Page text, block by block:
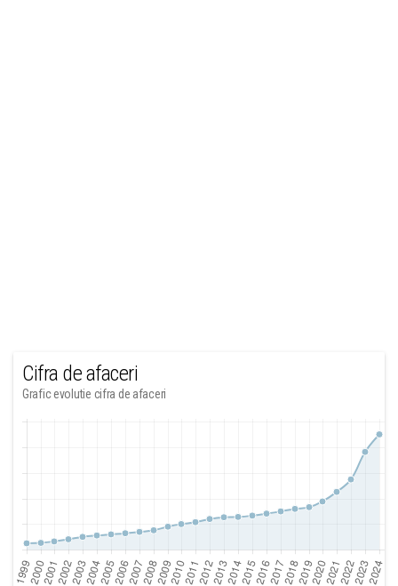
Cifra de afaceri
Grafic evolutie cifra de afaceri